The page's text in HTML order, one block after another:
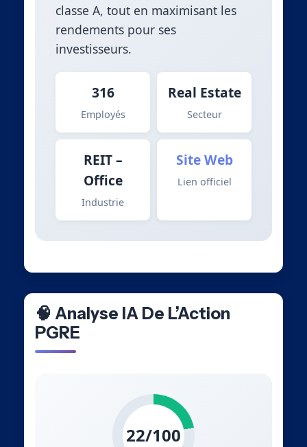
classe A, tout en maximisant les
rendements pour ses
investisseurs.
316
Employés
Real Estate
Secteur
REIT –
Office
Industrie
Site Web
Lien officiel
🧠 Analyse IA De L’Action
PGRE
22/100